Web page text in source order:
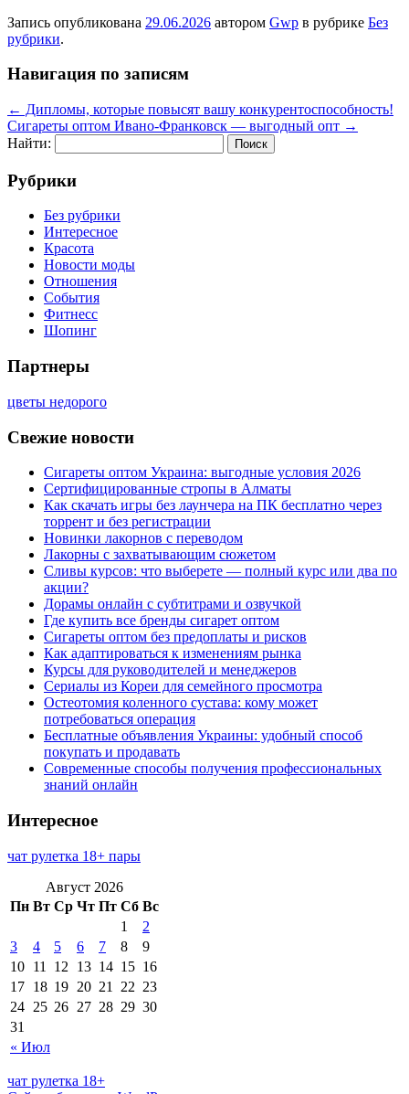
Запись опубликована 29.06.2026 автором Gwp в рубрике Без
рубрики.
Навигация по записям
← Дипломы, которые повысят вашу конкурентоспособность!
Сигареты оптом Ивано-Франковск — выгодный опт →
Найти:
Рубрики
Без рубрики
Интересное
Красота
Новости моды
Отношения
События
Фитнесс
Шопинг
Партнеры
цветы недорого
Свежие новости
Сигареты оптом Украина: выгодные условия 2026
Сертифицированные стропы в Алматы
Как скачать игры без лаунчера на ПК бесплатно через
торрент и без регистрации
Новинки лакорнов с переводом
Лакорны с захватывающим сюжетом
Сливы курсов: что выберете — полный курс или два по
акции?
Дорамы онлайн с субтитрами и озвучкой
Где купить все бренды сигарет оптом
Сигареты оптом без предоплаты и рисков
Как адаптироваться к изменениям рынка
Курсы для руководителей и менеджеров
Сериалы из Кореи для семейного просмотра
Остеотомия коленного сустава: кому может
потребоваться операция
Бесплатные объявления Украины: удобный способ
покупать и продавать
Современные способы получения профессиональных
знаний онлайн
Интересное
чат рулетка 18+ пары
Август 2026
Пн Вт Ср Чт Пт Сб Вс
« Июл
1
2
3
4 5 6 7 8
9
10 11 12 13 14 15 16
17 18 19 20 21 22 23
24 25 26 27 28 29 30
31
чат рулетка 18+